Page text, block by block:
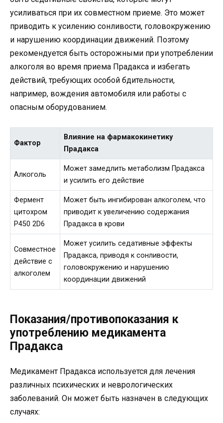
усиливаться при их совместном приеме. Это может
приводить к усилению сонливости, головокружению
и нарушению координации движений. Поэтому
рекомендуется быть осторожными при употреблении
алкоголя во время приема Прадакса и избегать
действий, требующих особой бдительности,
например, вождения автомобиля или работы с
опасным оборудованием.
Фактор
Влияние на фармакокинетику
Прадакса
Алкоголь
Может замедлить метаболизм Прадакса
и усилить его действие
Фермент
цитохром
P450 2D6
Может быть ингибирован алкоголем, что
приводит к увеличению содержания
Прадакса в крови
Совместное
действие с
алкоголем
Может усилить седативные эффекты
Прадакса, приводя к сонливости,
головокружению и нарушению
координации движений
Показания/противопоказания к
употреблению медикамента
Прадакса
Медикамент Прадакса используется для лечения
различных психических и неврологических
заболеваний. Он может быть назначен в следующих
случаях: